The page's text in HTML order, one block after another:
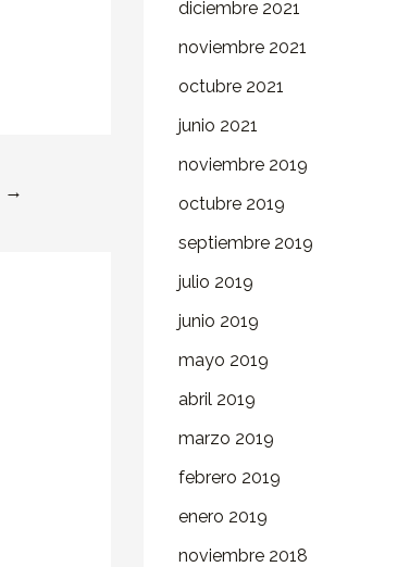
→
diciembre 2021
noviembre 2021
octubre 2021
junio 2021
noviembre 2019
octubre 2019
septiembre 2019
julio 2019
junio 2019
mayo 2019
abril 2019
marzo 2019
febrero 2019
enero 2019
noviembre 2018